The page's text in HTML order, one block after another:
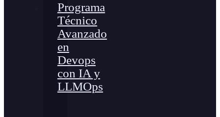
Programa
Técnico
Avanzado
en
Devops
con IA y
LLMOps